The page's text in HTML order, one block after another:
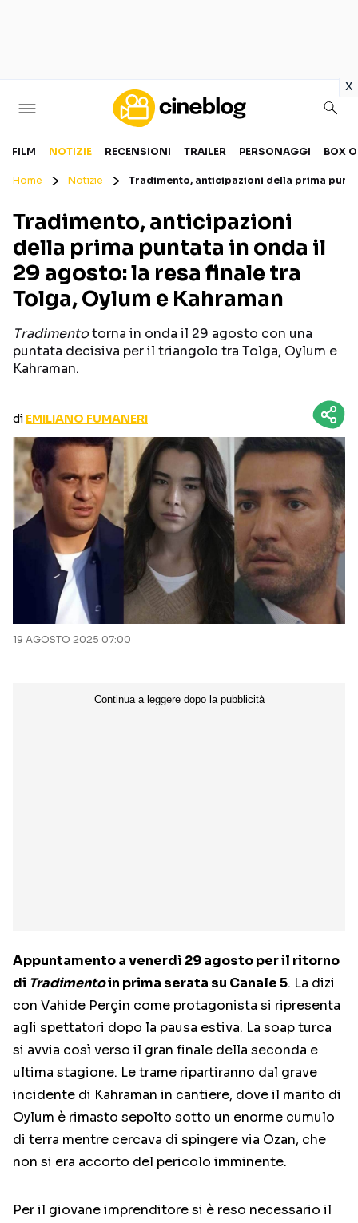
x
Cinema
GENERI
PERSONAGGI
CANALI STREAMING
Categorie
NOTIZIE
CURIOSITÀ
TRAILER
Seguici sui social
FILM NOTIZIE RECENSIONI TRAILER PERSONAGGI BOX
Home Notizie Tradimento, anticipazioni della prima
Tradimento, anticipazioni
della prima puntata in onda il
29 agosto: la resa finale tra
Tolga, Oylum e Kahraman
Tradimentotorna in onda il 29 agosto con una
puntata decisiva per il triangolo tra Tolga, Oylum e
Kahraman.
di EMILIANO FUMANERI
19 AGOSTO 2025 07:00
Appuntamento a venerdì 29 agosto per il ritorno
di Tradimentoin prima serata su Canale 5. La dizi
con Vahide Perçin come protagonista si ripresenta
agli spettatori dopo la pausa estiva. La soap turca
si avvia così verso il gran finale della seconda e
ultima stagione. Le trame ripartiranno dal grave
incidente di Kahraman in cantiere, dove il marito di
Oylum è rimasto sepolto sotto un enorme cumulo
di terra mentre cercava di spingere via Ozan, che
non si era accorto del pericolo imminente.
Per il giovane imprenditore si è reso necessario il